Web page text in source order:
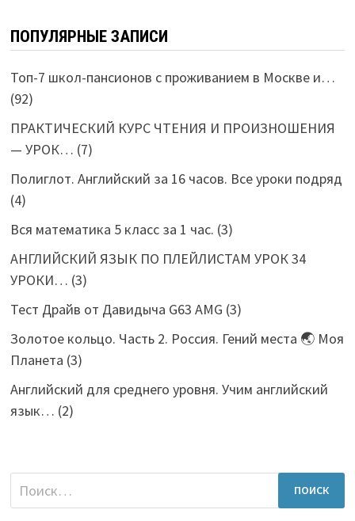
ПОПУЛЯРНЫЕ ЗАПИСИ
Топ-7 школ-пансионов с проживанием в Москве и…
(92)
ПРАКТИЧЕСКИЙ КУРС ЧТЕНИЯ И ПРОИЗНОШЕНИЯ
— УРОК… (7)
Полиглот. Английский за 16 часов. Все уроки подряд
(4)
Вся математика 5 класс за 1 час. (3)
АНГЛИЙСКИЙ ЯЗЫК ПО ПЛЕЙЛИСТАМ УРОК 34
УРОКИ… (3)
Тест Драйв от Давидыча G63 AMG (3)
Золотое кольцо. Часть 2. Россия. Гений места 🌏 Моя
Планета (3)
Английский для среднего уровня. Учим английский
язык… (2)
Найти: